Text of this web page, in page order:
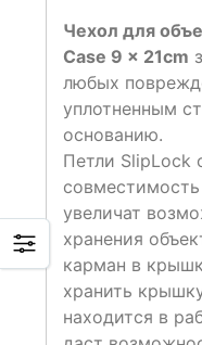
Чехол для
Case 9 x 21cm
любых
уплотненным
основанию.
Петли SlipLock
увеличат
хранения
карман в
хранить
находится в